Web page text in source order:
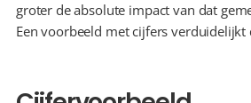
groter de absolute impact van dat
Een voorbeeld met cijfers verduidelijkt